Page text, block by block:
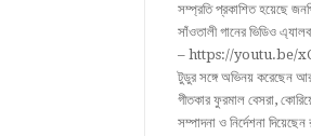
সম্প্রতি প্রকাশিত হয়েছে
সাঁওতালী গানের ভিডিও
– https://youtu.be/
টুডুর সঙ্গে অভিনয় করেছেন আর
গীতকার ফুরমাল বেসরা,
সম্পাদনা ও নির্দেশনা